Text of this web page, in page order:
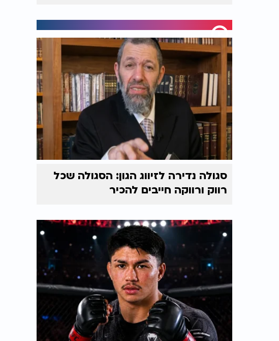
סגולה נדירה לזיווג הגון: הסגולה שכל
רווק ורווקה חייבים להכיר